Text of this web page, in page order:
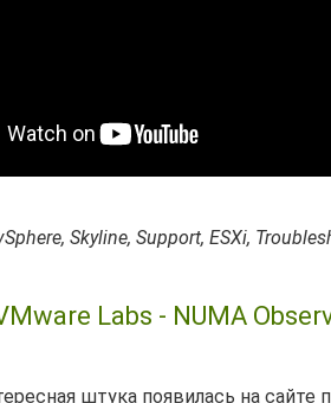
Skyline, Support, ESXi,
Labs - NUMA
штука появилась на сайте